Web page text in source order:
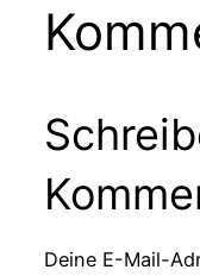
Deine E-Mail-